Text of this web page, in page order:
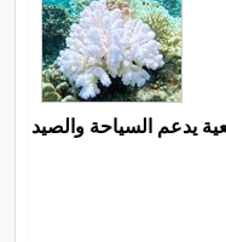
يدعم السياحة والصيد